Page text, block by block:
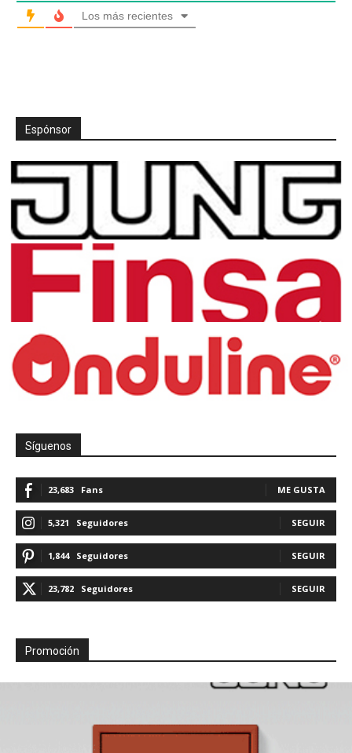
Los más recientes
Espónsor
Síguenos
23,683 Fans ME GUSTA
5,321 Seguidores SEGUIR
1,844 Seguidores SEGUIR
23,782 Seguidores SEGUIR
Promoción